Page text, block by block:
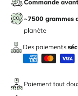
Commande
~7500 grammes
planète
Des paiements
Paiement tout